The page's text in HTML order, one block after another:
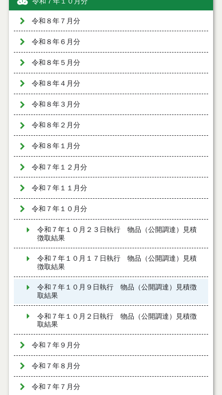
令和８年７月分
令和８年６月分
令和８年５月分
令和８年４月分
令和８年３月分
令和８年２月分
令和８年１月分
令和７年１２月分
令和７年１１月分
令和７年１０月分
令和７年１０月２３日執行 物品（公開調達）見積
徴取結果
令和７年１０月１７日執行 物品（公開調達）見積
徴取結果
令和７年１０月９日執行 物品（公開調達）見積徴
取結果
令和７年１０月２日執行 物品（公開調達）見積徴
取結果
令和７年９月分
令和７年８月分
令和７年７月分